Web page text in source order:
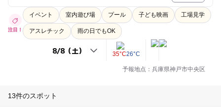
注目！
イベント 室内遊び場 プール 子ども映画 工場見学
アスレチック 雨の日でもOK
35°C26°C
予報地点：兵庫県神戸市中央区
13件のスポット